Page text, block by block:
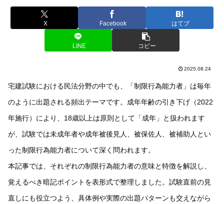
X Facebook はてブ
LINE コピー
2025.08.24
宅建試験における民法分野の中でも、「制限行為能力者」は毎年
のように出題される頻出テーマです。成年年齢の引き下げ（2022
年施行）により、18歳以上は原則として「成年」と扱われます
が、試験では未成年者や成年被後見人、被保佐人、被補助人とい
った制限行為能力者について深く問われます。
本記事では、それぞれの制限行為能力者の意味と特徴を解説し、
覚えるべき暗記ポイントを表形式で整理しました。試験直前の見
直しにも役立つよう、具体例や実際の出題パターンも交えながら